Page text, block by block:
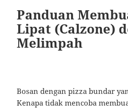
Panduan
Lipat (Calzone)
Melimpah
Bosan dengan pizza bundar
Kenapa tidak mencoba